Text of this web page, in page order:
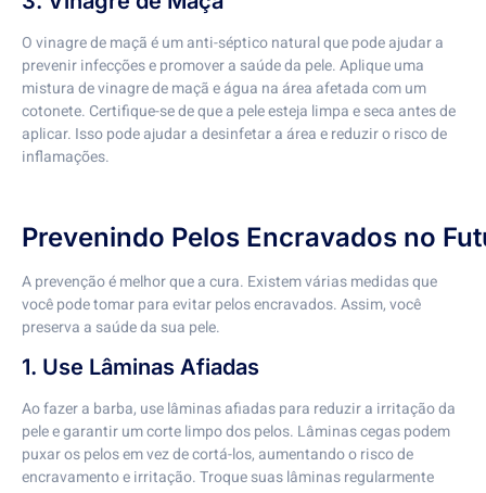
O vinagre de maçã é um anti-séptico natural que pode ajudar a
prevenir infecções e promover a saúde da pele. Aplique uma
mistura de vinagre de maçã e água na área afetada com um
cotonete. Certifique-se de que a pele esteja limpa e seca antes de
aplicar. Isso pode ajudar a desinfetar a área e reduzir o risco de
inflamações.
Prevenindo Pelos Encravados no
A prevenção é melhor que a cura. Existem várias medidas que
você pode tomar para evitar pelos encravados. Assim, você
preserva a saúde da sua pele.
1. Use Lâminas Afiadas
Ao fazer a barba, use lâminas afiadas para reduzir a irritação da
pele e garantir um corte limpo dos pelos. Lâminas cegas podem
puxar os pelos em vez de cortá-los, aumentando o risco de
encravamento e irritação. Troque suas lâminas regularmente